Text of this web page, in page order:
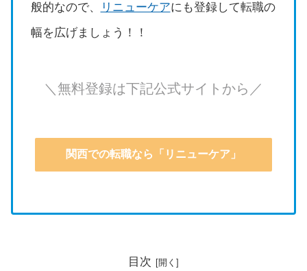
般的なので、
リニューケアにも登録して転職の
幅を広げましょう！！
＼無料登録は下記公式サイトから／
関西での転職なら「リニューケア」
目次